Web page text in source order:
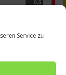
Service zu